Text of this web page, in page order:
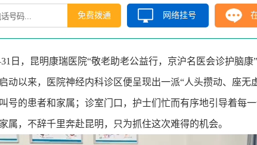
免费拨通 网络挂号
日，昆明康瑞医院“敬老助老公益行，京沪名医会诊护脑康”
动以来，医院神经内科诊区便呈现出一派“人头攒动、座无
号的患者和家属；诊室门口，护士们忙而有序地引导着每
属，不辞千里奔赴昆明，只为抓住这次难得的机会。